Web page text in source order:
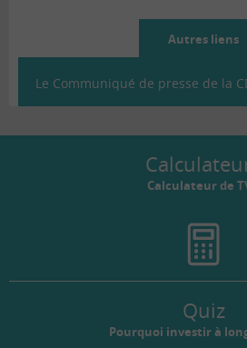
Autres liens
Le Communiqué de presse de la
Calculateur de
Quiz
Pourquoi investir à